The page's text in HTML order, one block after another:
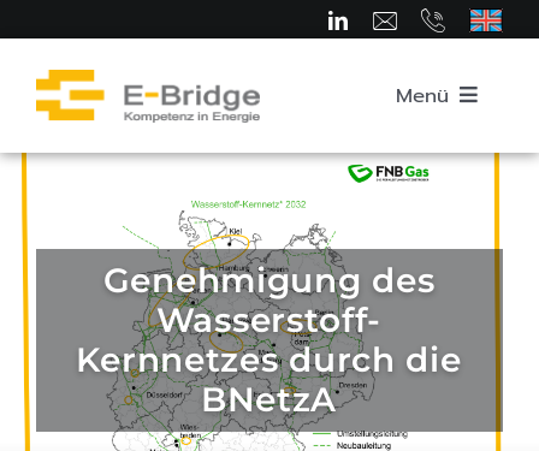
springen
Menü
Über uns
Team
Kompetenzbereiche
Genehmigung des
Wasserstoff-
Kernnetzes durch die
BNetzA